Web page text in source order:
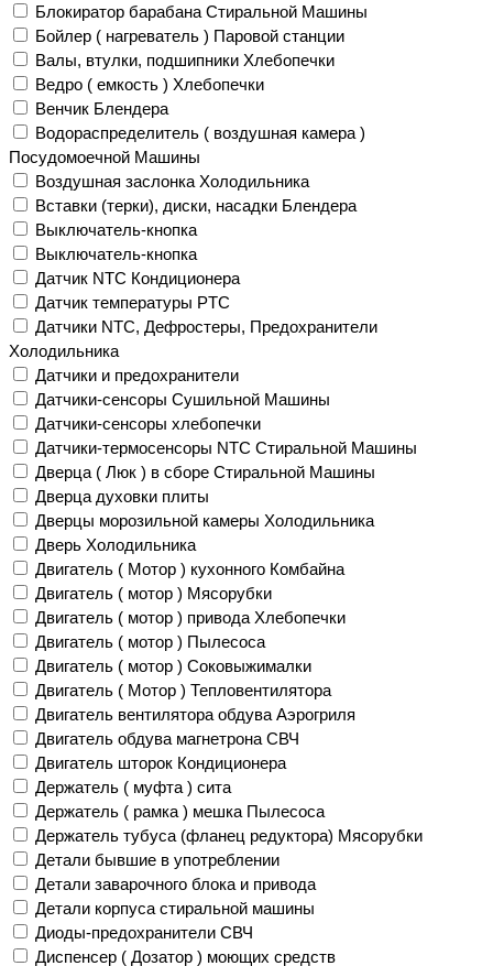
Блокиратор барабана Стиральной Машины
Бойлер ( нагреватель ) Паровой станции
Валы, втулки, подшипники Хлебопечки
Ведро ( емкость ) Хлебопечки
Венчик Блендера
Водораспределитель ( воздушная камера )
Посудомоечной Машины
Воздушная заслонка Холодильника
Вставки (терки), диски, насадки Блендера
Выключатель-кнопка
Выключатель-кнопка
Датчик NTC Кондиционера
Датчик температуры PTC
Датчики NTC, Дефростеры, Предохранители
Холодильника
Датчики и предохранители
Датчики-сенсоры Сушильной Машины
Датчики-сенсоры хлебопечки
Датчики-термосенсоры NTC Стиральной Машины
Дверца ( Люк ) в сборе Стиральной Машины
Дверца духовки плиты
Дверцы морозильной камеры Холодильника
Дверь Холодильника
Двигатель ( Мотор ) кухонного Комбайна
Двигатель ( мотор ) Мясорубки
Двигатель ( мотор ) привода Хлебопечки
Двигатель ( мотор ) Пылесоса
Двигатель ( мотор ) Соковыжималки
Двигатель ( Мотор ) Тепловентилятора
Двигатель вентилятора обдува Аэрогриля
Двигатель обдува магнетрона СВЧ
Двигатель шторок Кондиционера
Держатель ( муфта ) сита
Держатель ( рамка ) мешка Пылесоса
Держатель тубуса (фланец редуктора) Мясорубки
Детали бывшие в употреблении
Детали заварочного блока и привода
Детали корпуса стиральной машины
Диоды-предохранители СВЧ
Диспенсер ( Дозатор ) моющих средств